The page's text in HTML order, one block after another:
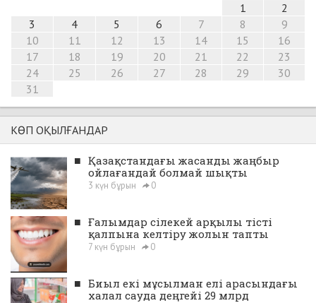
1
2
3
4 5 6 7 8
9
10
11 12 13 14 15
16
17
18 19 20 21 22
23
24
25 26 27 28 29
30
31
КӨП ОҚЫЛҒАНДАР
■ Қазақстандағы жасанды жаңбыр
ойлағандай болмай шықты
3 күн бұрын 0
■ Ғалымдар сілекей арқылы тісті
қалпына келтіру жолын тапты
7 күн бұрын 0
■ Биыл екі мұсылман елі арасындағы
халал сауда деңгейі 29 млрд